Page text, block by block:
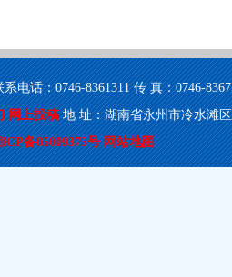
电话：0746-8361311 传 真：0746-
网上投稿地 址：湖南省永州市冷水滩
备05009375号 网站地图